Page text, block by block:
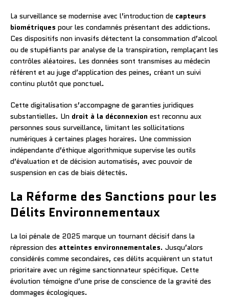
La surveillance se modernise avec l’introduction de capteurs
biométriques pour les condamnés présentant des addictions.
Ces dispositifs non invasifs détectent la consommation d’alcool
ou de stupéfiants par analyse de la transpiration, remplaçant les
contrôles aléatoires. Les données sont transmises au médecin
référent et au juge d’application des peines, créant un suivi
continu plutôt que ponctuel.
Cette digitalisation s’accompagne de garanties juridiques
substantielles. Un droit à la déconnexion est reconnu aux
personnes sous surveillance, limitant les sollicitations
numériques à certaines plages horaires. Une commission
indépendante d’éthique algorithmique supervise les outils
d’évaluation et de décision automatisés, avec pouvoir de
suspension en cas de biais détectés.
La Réforme des Sanctions pour les
Délits Environnementaux
La loi pénale de 2025 marque un tournant décisif dans la
répression des atteintes environnementales. Jusqu’alors
considérés comme secondaires, ces délits acquièrent un statut
prioritaire avec un régime sanctionnateur spécifique. Cette
évolution témoigne d’une prise de conscience de la gravité des
dommages écologiques.